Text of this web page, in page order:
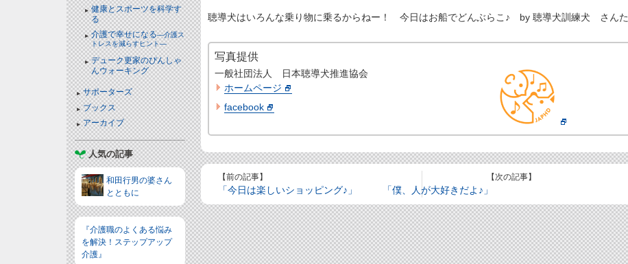
健康とスポーツを科学す
る
介護で幸せになる―介護ス
トレスを減らすヒント―
デューク更家のぴんしゃ
んウォーキング
サポーターズ
ブックス
アーカイブ
人気の記事
和田行男の婆さん
とともに
『介護職のよくある悩み
を解決！ステップアップ
介護』
聴導犬はいろんな乗り物に乗るからねー！ 今日はお船でどんぶらこ♪ by 聴導犬訓練犬 さんた
写真提供
一般社団法人 日本聴導犬推進協会
ホームページ
facebook
【前の記事】
「今日は楽しいショッピング♪」
【次の記事】
「僕、人が大好きだよ♪」